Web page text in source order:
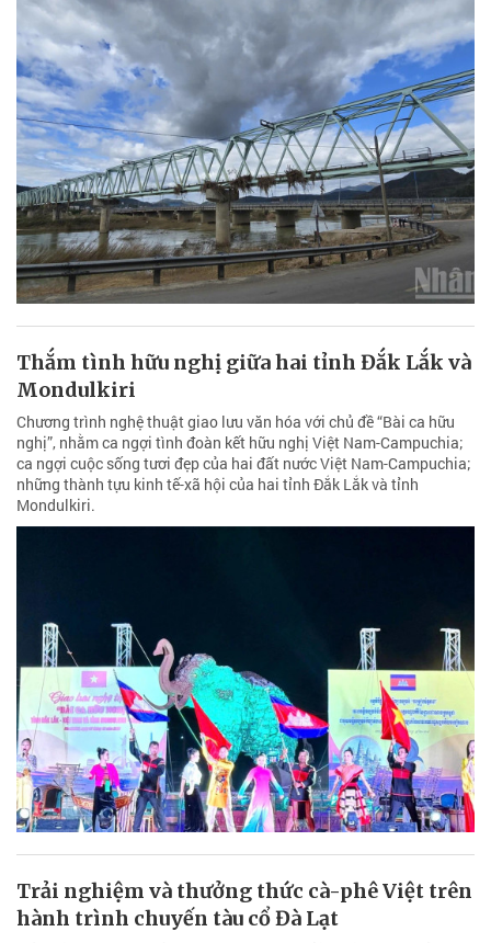
Thắm tình hữu nghị giữa hai tỉnh Đắk Lắk và
Mondulkiri
Chương trình nghệ thuật giao lưu văn hóa với chủ đề “Bài ca hữu
nghị”, nhằm ca ngợi tình đoàn kết hữu nghị Việt Nam-Campuchia;
ca ngợi cuộc sống tươi đẹp của hai đất nước Việt Nam-Campuchia;
những thành tựu kinh tế-xã hội của hai tỉnh Đắk Lắk và tỉnh
Mondulkiri.
Trải nghiệm và thưởng thức cà-phê Việt trên
hành trình chuyến tàu cổ Đà Lạt